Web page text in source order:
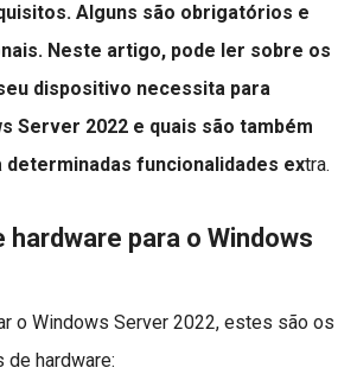
Alguns são obrigatórios e
Neste artigo, pode ler sobre os
dispositivo necessita para
Server 2022 e quais são também
funcionalidades extra.
hardware para o Windows
o Windows Server 2022, estes são os
hardware: